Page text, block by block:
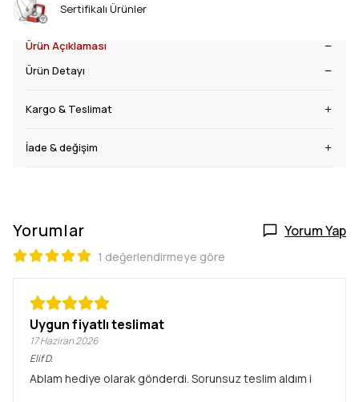
Sertifikalı Ürünler
Ürün Açıklaması
Ürün Detayı
Kargo & Teslimat
İade & değişim
Yorumlar Yorum Yap
1 değerlendirmeye göre
Uygun fiyatlı teslimat
17 Haziran 2026
ElifD.
Ablam hediye olarak gönderdi. Sorunsuz teslim aldım i